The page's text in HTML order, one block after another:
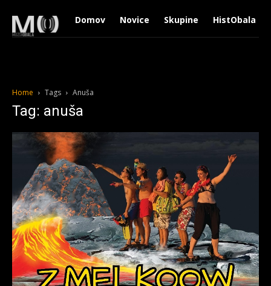
Domov Novice Skupine HistObala
Home Tags Anuša
Tag: anuša